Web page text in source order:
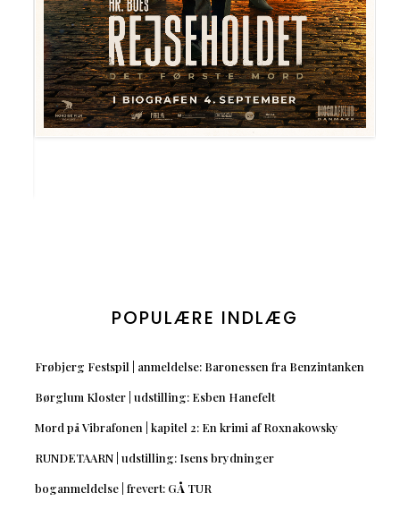
POPULÆRE INDLÆG
Frøbjerg Festspil | anmeldelse: Baronessen fra Benzintanken
Børglum Kloster | udstilling: Esben Hanefelt
Mord på Vibrafonen | kapitel 2: En krimi af Roxnakowsky
RUNDETAARN | udstilling: Isens brydninger
boganmeldelse | frevert: GÅ TUR